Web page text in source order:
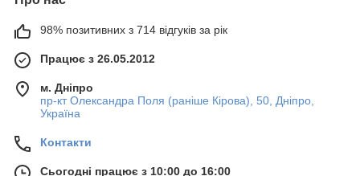
98% позитивних з 714 відгуків за рік
Працює з 26.05.2012
м. Дніпро
пр-кт Олександра Поля (раніше Кірова), 50, Дніпро,
Україна
Контакти
Сьогодні працює з 10:00 до 16:00